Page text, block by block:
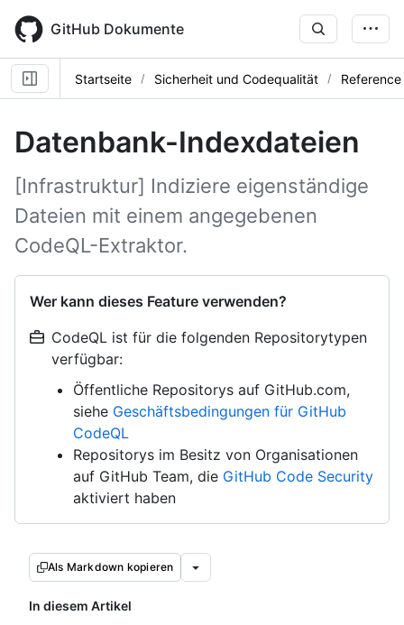
main
content
GitHub Dokumente
Startseite Sicherheit und Codequalität Reference
Datenbank-Indexdateien
[Infrastruktur] Indiziere eigenständige
Dateien mit einem angegebenen
CodeQL-Extraktor.
Wer kann dieses Feature verwenden?
CodeQL ist für die folgenden Repositorytypen
verfügbar:
Öffentliche Repositorys auf GitHub.com,
siehe Geschäftsbedingungen für GitHub
CodeQL
Repositorys im Besitz von Organisationen
auf GitHub Team, die GitHub Code Security
aktiviert haben
Als Markdown kopieren
In diesem Artikel